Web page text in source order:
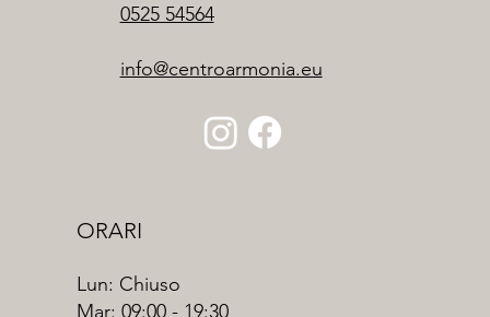
0525 54564
info@centroarmonia.eu
ORARI
Lun: Chiuso
Mar: 09:00 - 19:30